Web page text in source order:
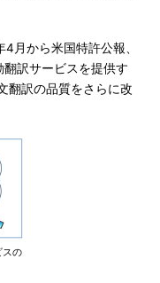
月から米国特許公報、
訳サービスを提供す
翻訳の品質をさらに改
スの